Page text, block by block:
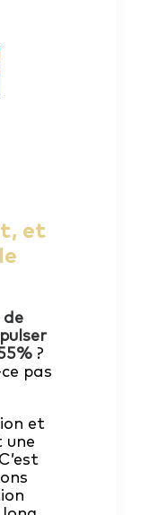
et
de
?
pas
et